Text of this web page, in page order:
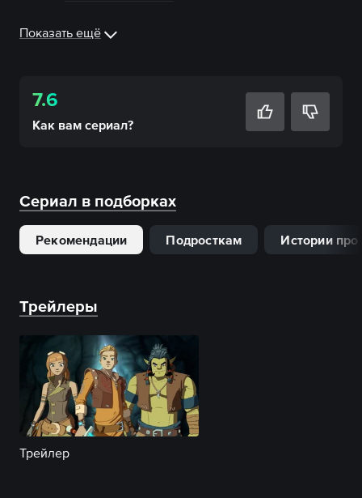
Показать ещё
7.6
Как вам сериал?
Сериал в подборках
Рекомендации Подросткам Истории про
Трейлеры
Трейлер